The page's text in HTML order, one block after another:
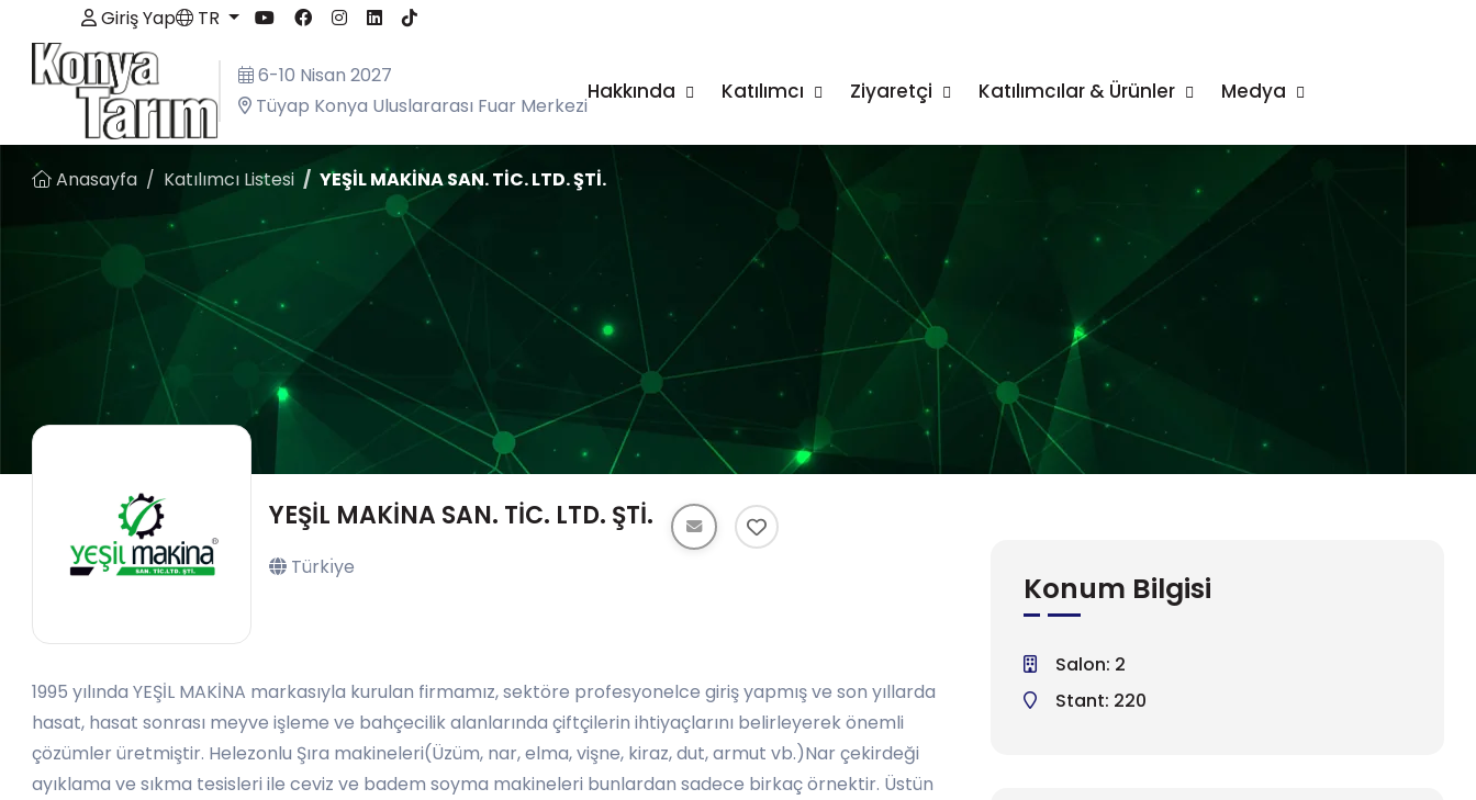
Giriş Yap TR
6-10 Nisan 2027
Tüyap Konya Uluslararası Fuar Merkezi
Hakkında Katılımcı Ziyaretçi Katılımcılar & Ürünler Medya
Anasayfa Katılımcı Listesi YEŞİL MAKİNA SAN. TİC. LTD. ŞTİ.
YEŞİL MAKİNA SAN. TİC. LTD. ŞTİ.
Türkı̇ye
1995 yılında YEŞİL MAKİNA markasıyla kurulan firmamız, sektöre profesyonelce giriş yapmış ve son yıllarda
hasat, hasat sonrası meyve işleme ve bahçecilik alanlarında çiftçilerin ihtiyaçlarını belirleyerek önemli
çözümler üretmiştir. Helezonlu Şıra makineleri(Üzüm, nar, elma, vişne, kiraz, dut, armut vb.)Nar çekirdeği
ayıklama ve sıkma tesisleri ile ceviz ve badem soyma makineleri bunlardan sadece birkaç örnektir. Üstün
Konum Bilgisi
Salon: 2
Stant: 220